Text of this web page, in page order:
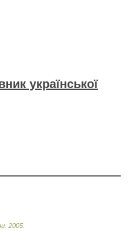
української
2005